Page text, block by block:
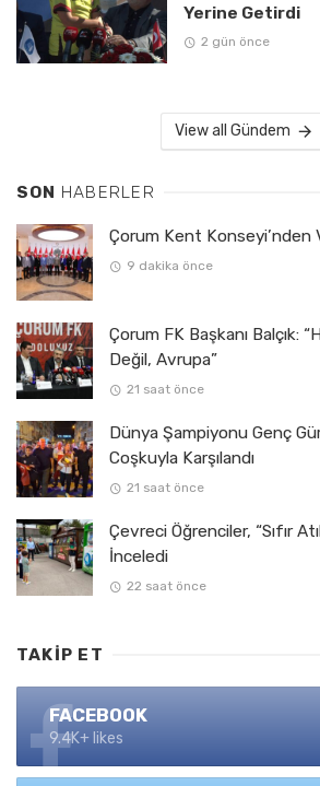
Yerine Getirdi
2 gün önce
View all Gündem
SON HABERLER
Çorum Kent Konseyi’nden
9 dakika önce
Çorum FK Başkanı Balçık:
Değil, Avrupa”
21 saat önce
Dünya Şampiyonu Genç
Coşkuyla Karşılandı
21 saat önce
Çevreci Öğrenciler, “Sıfır
İnceledi
22 saat önce
TAKIP ET
FACEBOOK
9.4K+ likes